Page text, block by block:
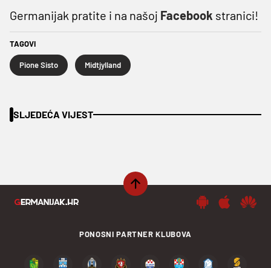
Germanijak pratite i na našoj Facebook stranici!
TAGOVI
Pione Sisto Midtjylland
SLJEDEĆA VIJEST
PODIJELI SADRŽAJ
PONOSNI PARTNER KLUBOVA